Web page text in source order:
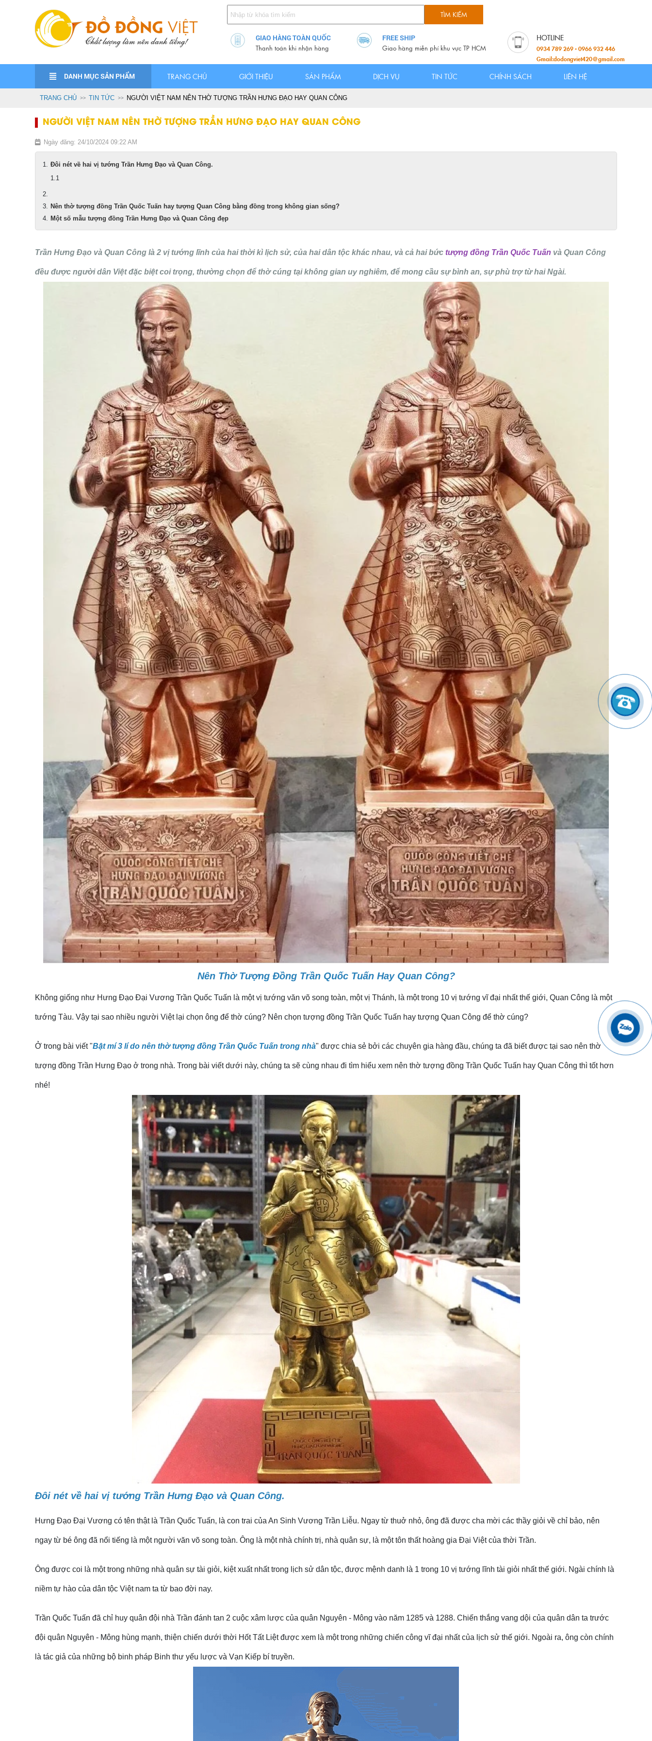
GIAO HÀNG TOÀN QUỐC
Thanh toán khi nhận hàng
FREE SHIP
Giao hàng miễn phí khu vực TP HCM
0934 789 269 - 0966 932 446
Gmail:dodongviet420@gmail.com
DANH MỤC SẢN PHẨM TRANG CHỦ GIỚI THIỆU SẢN PHẨM DỊCH VỤ TIN TỨC CHÍNH SÁCH LIÊN HỆ
TRANG CHỦ TIN TỨC NGƯỜI VIỆT NAM NÊN THỜ TƯỢNG TRẦN HƯNG ĐẠO HAY QUAN CÔNG
NGƯỜI VIỆT NAM NÊN THỜ TƯỢNG TRẦN HƯNG ĐẠO HAY QUAN CÔNG
Ngày đăng: 24/10/2024 09:22 AM
Đôi nét về hai vị tướng Trần Hưng Đạo và Quan Công.
Nên thờ tượng đồng Trần Quốc Tuấn hay tượng Quan Công bằng đồng trong không gian sống?
Một số mẫu tượng đồng Trần Hưng Đạo và Quan Công đẹp
Trần Hưng Đạo và Quan Công là 2 vị tướng lĩnh của hai thời kì lịch sử, của hai dân tộc khác nhau, và cả hai bức tượng đồng Trần Quốc Tuấn và Quan Công
đều được người dân Việt đặc biệt coi trọng, thường chọn để thờ cúng tại không gian uy nghiêm, để mong cầu sự bình an, sự phù trợ từ hai Ngài.
Nên Thờ Tượng Đồng Trần Quốc Tuấn Hay Quan Công?
Không giống như Hưng Đạo Đại Vương Trần Quốc Tuấn là một vị tướng văn võ song toàn, một vị Thánh, là một trong 10 vị tướng vĩ đại nhất thế giới, Quan Công là một
tướng Tàu. Vậy tại sao nhiều người Việt lại chọn ông để thờ cúng? Nên chọn tượng đồng Trần Quốc Tuấn hay tượng Quan Công để thờ cúng?
Ở trong bài viết "Bật mí 3 lí do nên thờ tượng đồng Trần Quốc Tuấn trong nhà" được chia sẻ bởi các chuyên gia hàng đầu, chúng ta đã biết được tại sao nên thờ
tượng đồng Trần Hưng Đạo ở trong nhà. Trong bài viết dưới này, chúng ta sẽ cùng nhau đi tìm hiểu xem nên thờ tượng đồng Trần Quốc Tuấn hay Quan Công thì tốt hơn
nhé!
Đôi nét về hai vị tướng Trần Hưng Đạo và Quan Công.
Hưng Đạo Đại Vương có tên thật là Trần Quốc Tuấn, là con trai của An Sinh Vương Trần Liễu. Ngay từ thuở nhỏ, ông đã được cha mời các thầy giỏi về chỉ bảo, nên
ngay từ bé ông đã nổi tiếng là một người văn võ song toàn. Ông là một nhà chính trị, nhà quân sự, là một tôn thất hoàng gia Đại Việt của thời Trần.
Ông được coi là một trong những nhà quân sự tài giỏi, kiệt xuất nhất trong lịch sử dân tộc, được mệnh danh là 1 trong 10 vị tướng lĩnh tài giỏi nhất thế giới. Ngài chính là
niềm tự hào của dân tộc Việt nam ta từ bao đời nay.
Trần Quốc Tuấn đã chỉ huy quân đội nhà Trần đánh tan 2 cuộc xâm lược của quân Nguyên - Mông vào năm 1285 và 1288. Chiến thắng vang dội của quân dân ta trước
đội quân Nguyên - Mông hùng mạnh, thiện chiến dưới thời Hốt Tất Liệt được xem là một trong những chiến công vĩ đại nhất của lịch sử thế giới. Ngoài ra, ông còn chính
là tác giả của những bộ binh pháp Binh thư yếu lược và Vạn Kiếp bí truyền.